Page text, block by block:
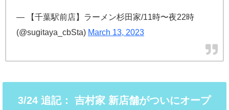
— 【千葉駅前店】ラーメン杉田家/11時〜夜22時
(@sugitaya_cbSta) March 13, 2023
3/24 追記： 吉村家 新店舗がついにオープ